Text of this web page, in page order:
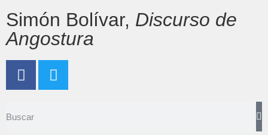
Simón Bolívar, Discurso de
Angostura